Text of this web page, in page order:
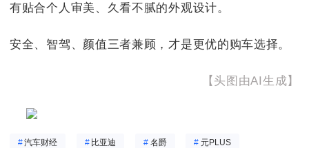
有贴合个人审美、久看不腻的外观设计。
安全、智驾、颜值三者兼顾，才是更优的购车选择。
【头图由AI生成】
#汽车财经 # 比亚迪 # 名爵 # 元PLUS